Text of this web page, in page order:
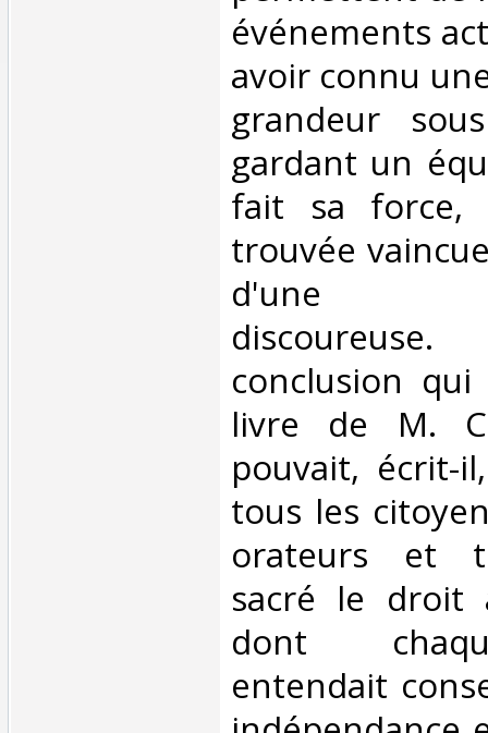
événements
avoir connu
grandeur
gardant un
fait sa force,
trouvée
d'une
conclusion
livre de M.
pouvait, écrit-
tous les
orateurs et
sacré le droit
dont
entendait